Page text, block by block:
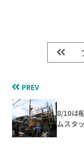
PREV
8/10は
ムスタ